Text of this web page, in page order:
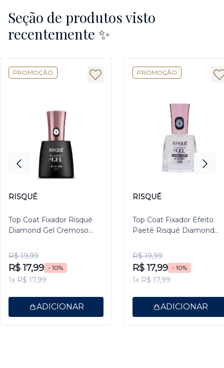
Seção de produtos visto
recentemente ✨
PROMOÇÃO
RISQUÉ
Top Coat Fixador Risqué
Diamond Gel Cremoso
R$ 19,99
R$ 17,99 - 10%
1x R$ 17,99
ADICIONAR
PROMOÇÃO
RISQUÉ
Top Coat Fixador Efeito
Paetê Risqué Diamond
R$ 19,99
R$ 17,99 - 10%
1x R$ 17,99
ADICIONAR